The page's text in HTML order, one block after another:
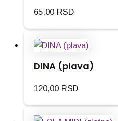
65,00 RSD
DINA (plava)
120,00 RSD